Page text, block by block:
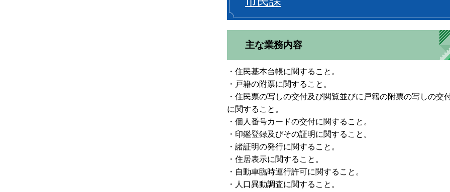
主な業務内容
・住民基本台帳に関すること。
・戸籍の附票に関すること。
・住民票の写しの交付及び閲覧並びに戸籍の附票の写しの交
に関すること。
・個人番号カードの交付に関すること。
・印鑑登録及びその証明に関すること。
・諸証明の発行に関すること。
・住居表示に関すること。
・自動車臨時運行許可に関すること。
・人口異動調査に関すること。